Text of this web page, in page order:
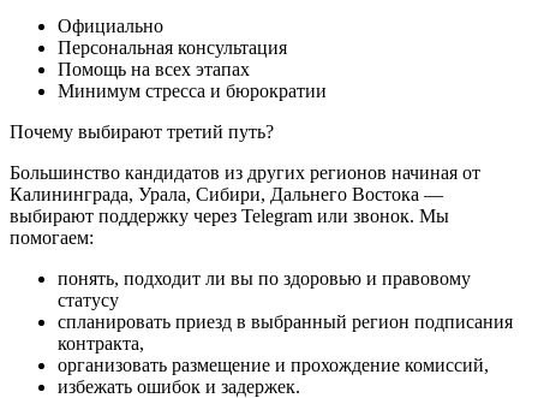
Официально
Персональная консультация
Помощь на всех этапах
Минимум стресса и бюрократии
Почему выбирают третий путь?
Большинство кандидатов из других регионов начиная от
Калининграда, Урала, Сибири, Дальнего Востока —
выбирают поддержку через Telegram или звонок. Мы
помогаем:
понять, подходит ли вы по здоровью и правовому
статусу
спланировать приезд в выбранный регион подписания
контракта,
организовать размещение и прохождение комиссий,
избежать ошибок и задержек.